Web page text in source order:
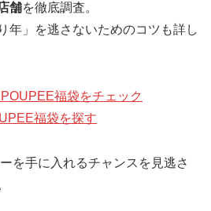
舗を徹底調査。
年」を逃さないためのコツも詳し
福袋をチェック
福袋を探す
を手に入れるチャンスを見逃さ